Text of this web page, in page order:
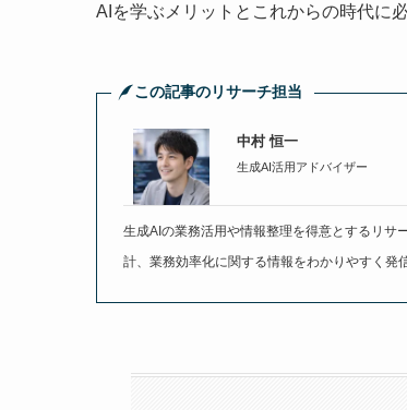
AIを学ぶメリットとこれからの時代に
この記事のリサーチ担当
中村 恒一
生成AI活用アドバイザー
生成AIの業務活用や情報整理を得意とするリサ
計、業務効率化に関する情報をわかりやすく発